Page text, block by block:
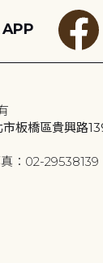
板橋區貴興路
：02-29538139